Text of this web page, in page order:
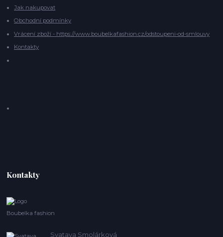
Jak nakupovat
Obchodní podmínky
Vrácení zboží - https://www.boubelkafashion.cz/odstoupeni-od-smlouvy
Kontakty
Kontakty
Boubelka fashion
Svatava Smolárková